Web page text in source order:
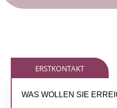
ERSTKONTAKT
WAS WOLLEN SIE